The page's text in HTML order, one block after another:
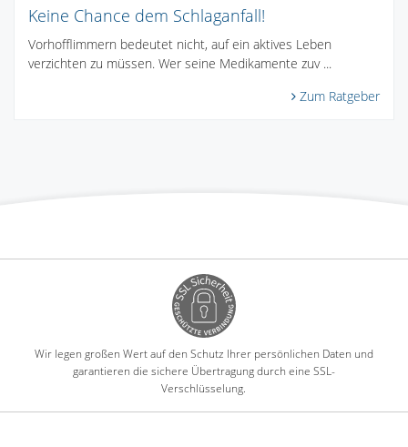
Keine Chance dem Schlaganfall!
Vorhofflimmern bedeutet nicht, auf ein aktives Leben
verzichten zu müssen. Wer seine Medikamente zuv ...
Zum Ratgeber
Wir legen großen Wert auf den Schutz Ihrer persönlichen Daten und
garantieren die sichere Übertragung durch eine SSL-
Verschlüsselung.